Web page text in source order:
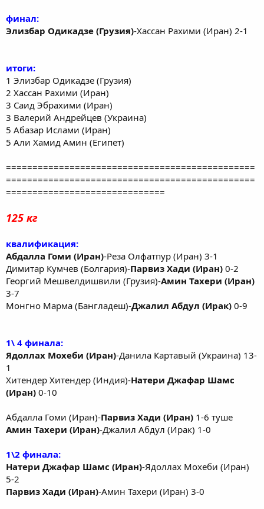
финал:
Элизбар Одикадзе (Грузия)-Хассан Рахими (Иран) 2-1
итоги:
1 Элизбар Одикадзе (Грузия)
2 Хассан Рахими (Иран)
3 Саид Эбрахими (Иран)
3 Валерий Андрейцев (Украина)
5 Абазар Ислами (Иран)
5 Али Хамид Амин (Египет)
===============================================
===============================================
==============================
125 кг
квалификация:
Абдалла Гоми (Иран)-Реза Олфатпур (Иран) 3-1
Димитар Кумчев (Болгария)-Парвиз Хади (Иран) 0-2
Георгий Мешвелдишвили (Грузия)-Амин Тахери (Иран)
3-7
Монгно Марма (Бангладеш)-Джалил Абдул (Ирак) 0-9
1\ 4 финала:
Ядоллах Мохеби (Иран)-Данила Картавый (Украина) 13-
1
Хитендер Хитендер (Индия)-Натери Джафар Шамс
(Иран) 0-10
Абдалла Гоми (Иран)-Парвиз Хади (Иран) 1-6 туше
Амин Тахери (Иран)-Джалил Абдул (Ирак) 1-0
1\2 финала:
Натери Джафар Шамс (Иран)-Ядоллах Мохеби (Иран)
5-2
Парвиз Хади (Иран)-Амин Тахери (Иран) 3-0